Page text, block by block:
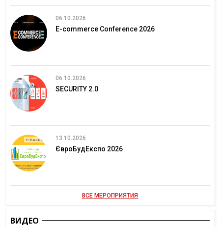
06.10.2026
E-commerce Conference 2026
06.10.2026
SECURITY 2.0
13.10.2026
ЄвроБудЕкспо 2026
ВСЕ МЕРОПРИЯТИЯ
ВИДЕО